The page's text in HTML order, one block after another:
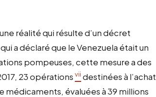
réalité qui résulte d’un décret
a déclaré que le Venezuela était un
pompeuses, cette mesure a des
23 opérationsvii destinées à l’achat
évaluées à 39 millions